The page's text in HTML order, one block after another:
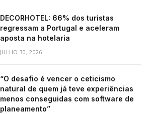
DECORHOTEL: 66% dos turistas
regressam a Portugal e aceleram
aposta na hotelaria
JULHO 30, 2026
“O desafio é vencer o ceticismo
natural de quem já teve experiências
menos conseguidas com software de
planeamento”